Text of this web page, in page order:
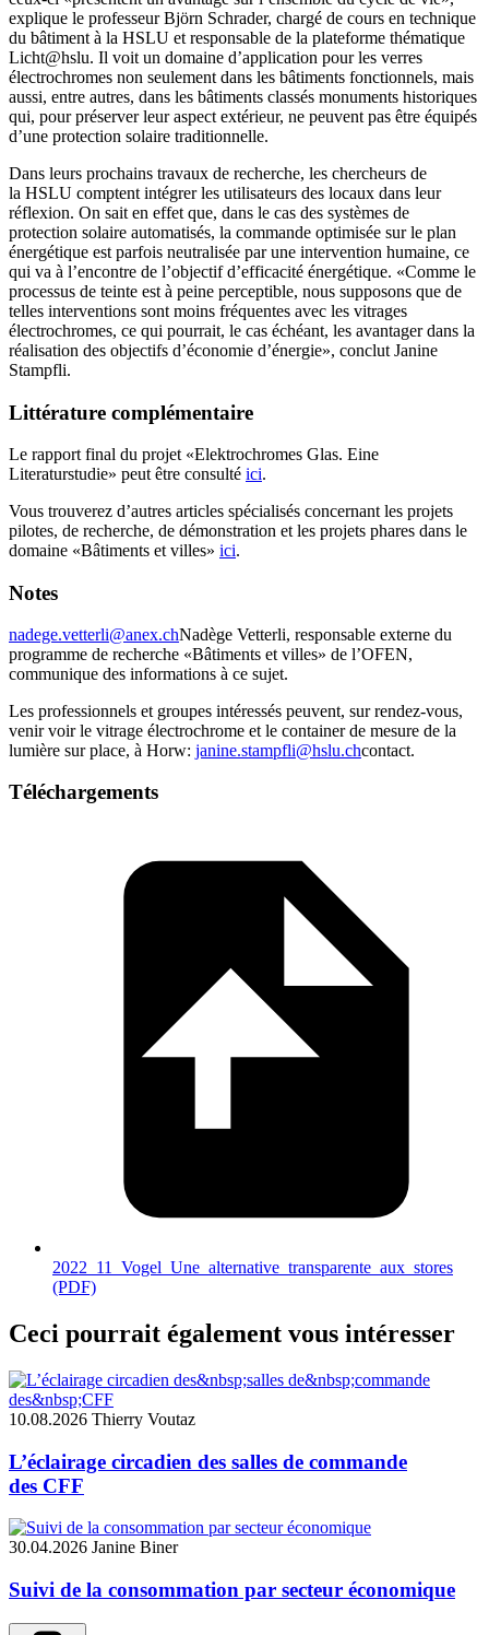
explique le professeur Björn Schrader, chargé de cours en technique
du bâtiment à la HSLU et responsable de la plateforme thématique
Licht@hslu. Il voit un domaine d’application pour les verres
électrochromes non seulement dans les bâtiments fonctionnels, mais
aussi, entre autres, dans les bâtiments classés monuments historiques
qui, pour préserver leur aspect extérieur, ne peuvent pas être équipés
d’une protection solaire traditionnelle.
Dans leurs prochains travaux de recherche, les chercheurs de
la HSLU comptent intégrer les utilisateurs des locaux dans leur
réflexion. On sait en effet que, dans le cas des systèmes de
protection solaire automatisés, la commande optimisée sur le plan
énergétique est parfois neutralisée par une intervention humaine, ce
qui va à l’encontre de l’objectif d’efficacité énergétique. «Comme le
processus de teinte est à peine perceptible, nous supposons que de
telles interventions sont moins fréquentes avec les vitrages
électrochromes, ce qui pourrait, le cas échéant, les avantager dans la
réalisation des objectifs d’économie d’énergie», conclut Janine
Stampfli.
Littérature complémentaire
Le rapport final du projet «Elektrochromes Glas. Eine
Literaturstudie» peut être consulté ici.
Vous trouverez d’autres articles spécialisés concernant les projets
pilotes, de recherche, de démonstration et les projets phares dans le
domaine «Bâtiments et villes» ici.
Notes
nadege.vetterli@anex.chNadège Vetterli, responsable externe du
programme de recherche «Bâtiments et villes» de l’OFEN,
communique des informations à ce sujet.
Les professionnels et groupes intéressés peuvent, sur rendez-vous,
venir voir le vitrage électrochrome et le container de mesure de la
lumière sur place, à Horw: janine.stampfli@hslu.chcontact.
Téléchargements
2022_11_Vogel_Une_alternative_transparente_aux_stores
(PDF)
Ceci pourrait également vous intéresser
10.08.2026 Thierry Voutaz
L’éclairage circadien des salles de commande
des CFF
30.04.2026 Janine Biner
Suivi de la consommation par secteur économique